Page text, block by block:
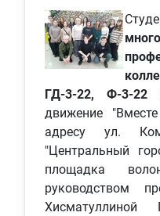
ГД-3-22, Ф-3-22
движение
адресу ул.
"Центральный
площадка
руководством
Хисматуллиной